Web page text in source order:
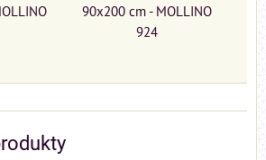
90x200 cm - MOLLINO
924